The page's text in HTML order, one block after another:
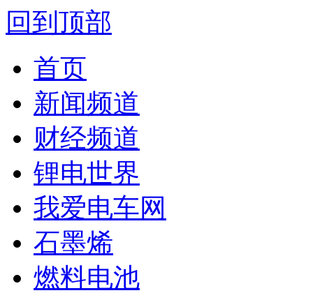
回到顶部
首页
新闻频道
财经频道
锂电世界
我爱电车网
石墨烯
燃料电池